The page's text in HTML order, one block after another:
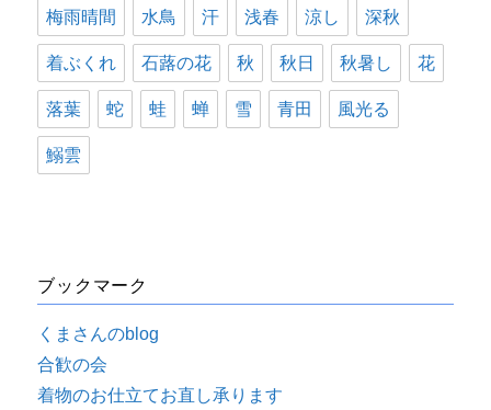
梅雨晴間 水鳥 汗 浅春 涼し 深秋
着ぶくれ 石蕗の花 秋 秋日 秋暑し 花
落葉 蛇 蛙 蝉 雪 青田 風光る
鰯雲
ブックマーク
くまさんのblog
合歓の会
着物のお仕立てお直し承ります